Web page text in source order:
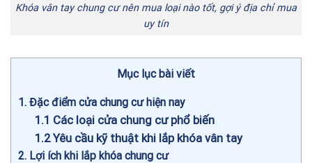
Khóa vân tay chung cư nên mua loại nào tốt, gợi ý địa chỉ mua
uy tín
Mục lục bài viết
1 Đặc điểm cửa chung cư hiện nay
1.1 Các loại cửa chung cư phổ biến
1.2Yêu cầu kỹ thuật khi lắp khóa vân tay
2 Lợi ích khi lắp khóa chung cư